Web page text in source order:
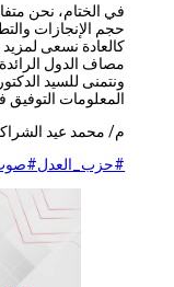
في الختام، نحن متفائلون
حجم الإنجازات والتطورات
كالعادة نسعى لمزيد من
مصاف الدول الرائدة في
ونتمنى للسيد الدكتور
المعلومات التوفيق في
م/ محمد عيد الشراكى
#حزب_العدل